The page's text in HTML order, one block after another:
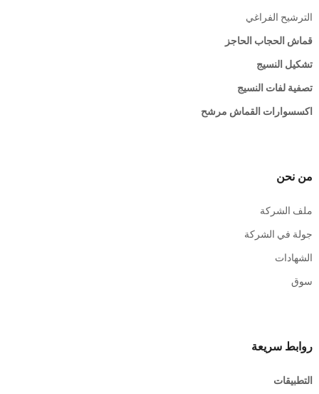
الترشيح الفراغي
قماش الحجاب الحاجز
تشكيل النسيج
تصفية لفات النسيج
اكسسوارات القماش مرشح
من نحن
ملف الشركة
جولة في الشركة
الشهادات
سوق
روابط سريعة
التطبيقات